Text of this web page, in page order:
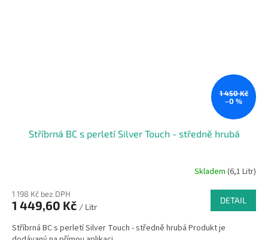
1 450 Kč
–0 %
Stříbrná BC s perletí Silver Touch - středně hrubá
Skladem (6,1 Litr)
1 198 Kč bez DPH
1 449,60 Kč / Litr
DETAIL
Stříbrná BC s perletí Silver Touch - středně hrubá Produkt je